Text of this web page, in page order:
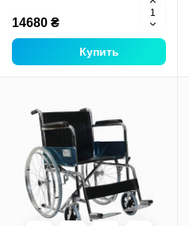
14680 ₴
Купить